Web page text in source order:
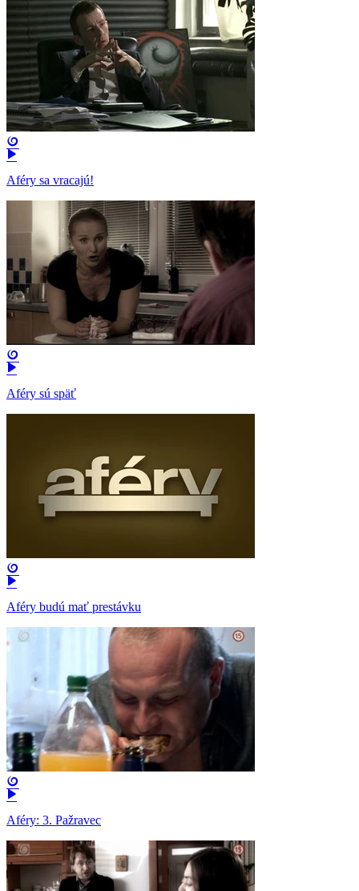
Aféry sa vracajú!
Aféry sú späť
Aféry budú mať prestávku
Aféry: 3. Pažravec